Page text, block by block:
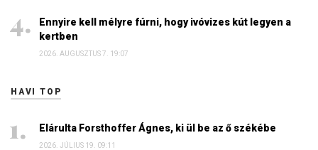
Ennyire kell mélyre fúrni, hogy ivóvizes kút legyen a
kertben
2026. AUGUSZTUS 7. 19:07
HAVI TOP
Elárulta Forsthoffer Ágnes, ki ül be az ő székébe
2026. JÚLIUS 19. 09:11